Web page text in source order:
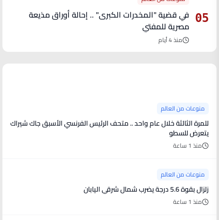
05
في قضية "المخدرات الكبرى" .. إحالة أوراق مذيعة
مصرية للمفتي
منذ 4 أيام
منوعات من العالم
للمرة الثالثة خلال عام واحد .. متحف الرئيس الفرنسي الأسبق جاك شيراك
يتعرض للسطو
منذ 1 ساعة
منوعات من العالم
زلزال بقوة 5.6 درجة يضرب شمال شرقي اليابان
منذ 1 ساعة